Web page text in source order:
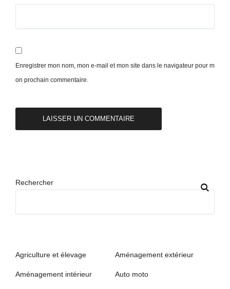
Enregistrer mon nom, mon e-mail et mon site dans le navigateur pour m
on prochain commentaire.
Rechercher
Agriculture et élevage Aménagement extérieur
Aménagement intérieur Auto moto